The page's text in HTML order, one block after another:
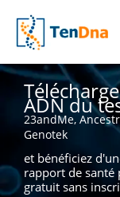
ADN du
23andMe,
Genotek
et bénéficiez
rapport de santé
gratuit sans